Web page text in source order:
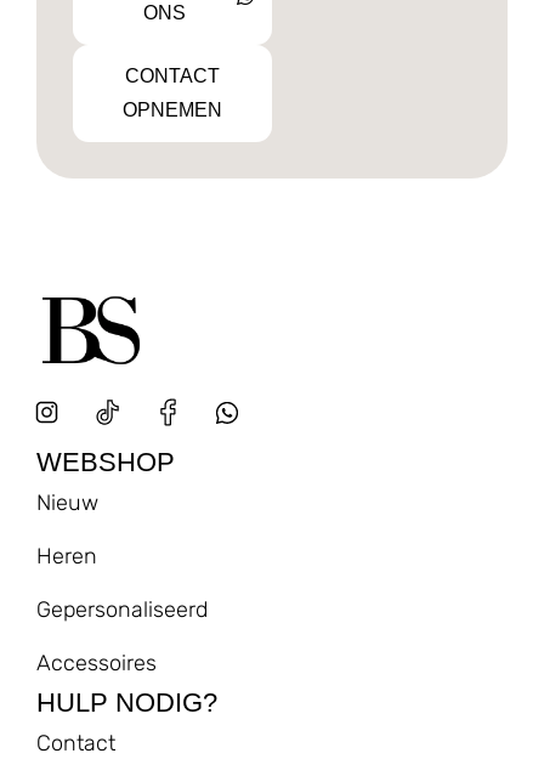
ONS
CONTACT
OPNEMEN
WEBSHOP
Nieuw
Heren
Gepersonaliseerd
Accessoires
HULP NODIG?
Contact